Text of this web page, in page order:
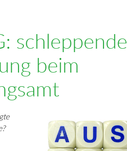
schleppende
beim